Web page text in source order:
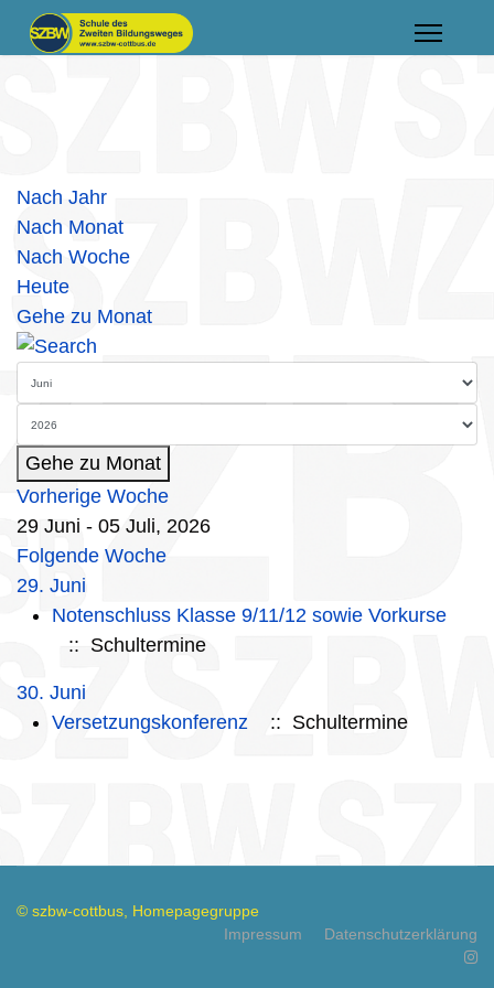
Nach Jahr
Nach Monat
Nach Woche
Heute
Gehe zu Monat
Gehe zu Monat
Vorherige Woche
29 Juni - 05 Juli, 2026
Folgende Woche
29. Juni
Notenschluss Klasse 9/11/12 sowie Vorkurse
:: Schultermine
30. Juni
Versetzungskonferenz
:: Schultermine
© szbw-cottbus, Homepagegruppe
Impressum
Datenschutzerklärung